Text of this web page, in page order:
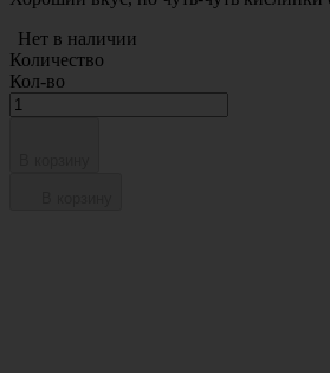
Нет в наличии
Количество
Кол-во